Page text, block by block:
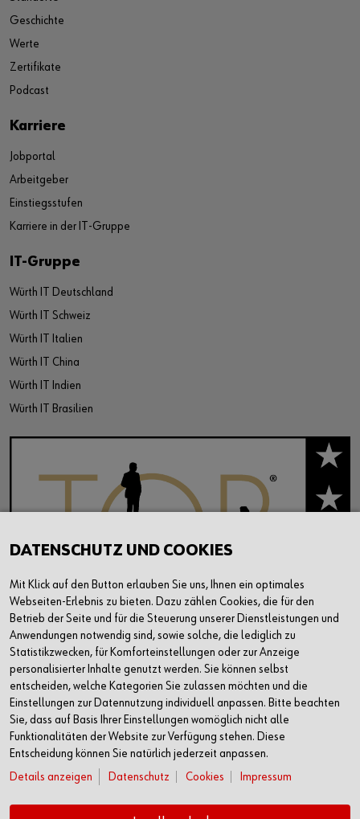
Geschichte
Werte
Zertifikate
Podcast
Karriere
Jobportal
Arbeitgeber
Einstiegsstufen
Karriere in der IT-Gruppe
IT-Gruppe
Würth IT Deutschland
Würth IT Schweiz
Würth IT Italien
Würth IT China
Würth IT Indien
Würth IT Brasilien
DATENSCHUTZ UND COOKIES
Mit Klick auf den Button erlauben Sie uns, Ihnen ein optimales
Webseiten-Erlebnis zu bieten. Dazu zählen Cookies, die für den
Betrieb der Seite und für die Steuerung unserer Dienstleistungen und
Anwendungen notwendig sind, sowie solche, die lediglich zu
Statistikzwecken, für Komforteinstellungen oder zur Anzeige
personalisierter Inhalte genutzt werden. Sie können selbst
entscheiden, welche Kategorien Sie zulassen möchten und die
Einstellungen zur Datennutzung individuell anpassen. Bitte beachten
Sie, dass auf Basis Ihrer Einstellungen womöglich nicht alle
Funktionalitäten der Website zur Verfügung stehen. Diese
Entscheidung können Sie natürlich jederzeit anpassen.
Details anzeigen
Datenschutz Cookies Impressum